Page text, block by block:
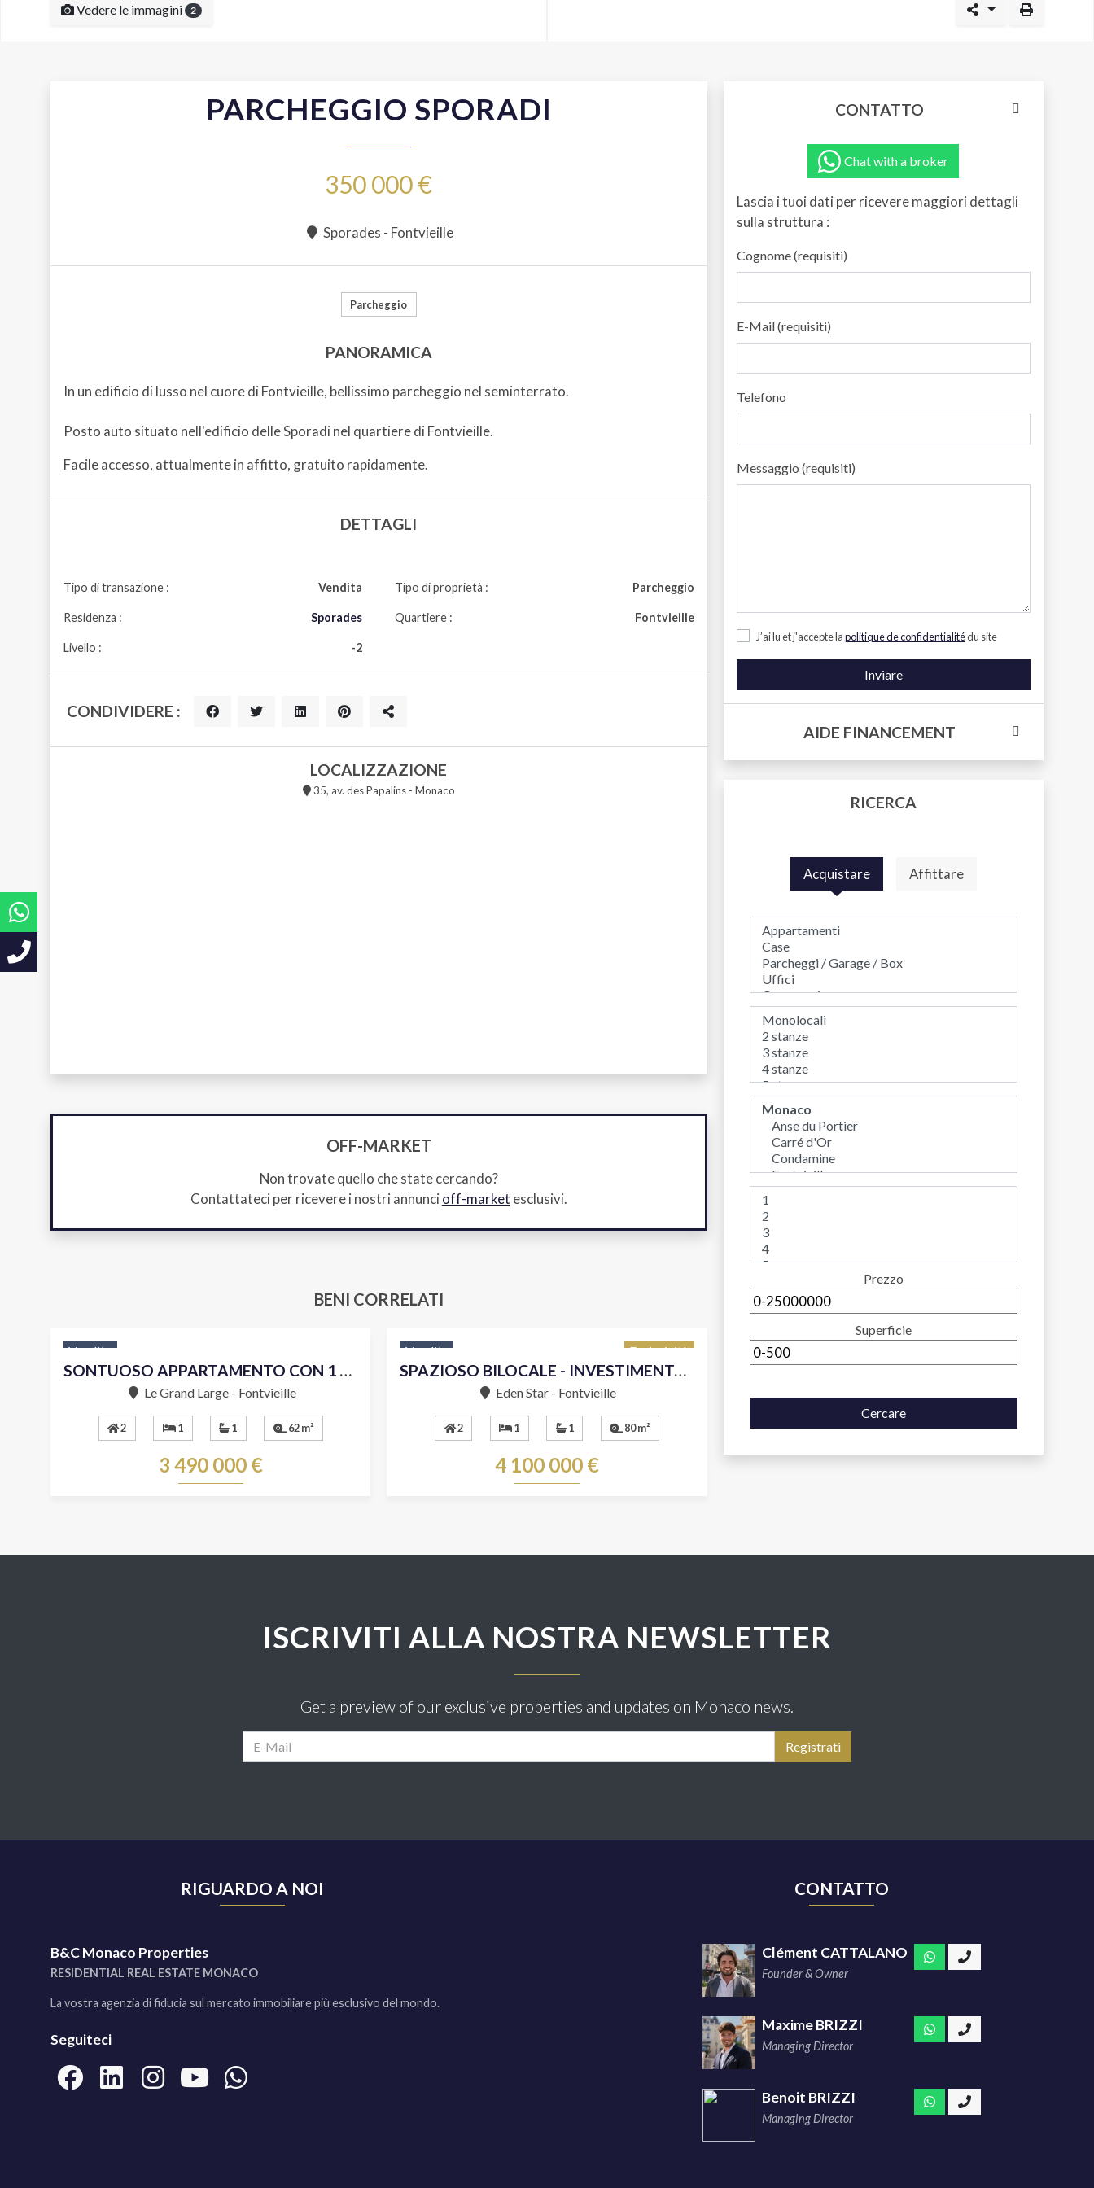
Vedere le immagini 2
PARCHEGGIO SPORADI
350 000 €
Sporades - Fontvieille
Parcheggio
PANORAMICA
In un edificio di lusso nel cuore di Fontvieille, bellissimo parcheggio nel seminterrato.
Posto auto situato nell'edificio delle Sporadi nel quartiere di Fontvieille.
Facile accesso, attualmente in affitto, gratuito rapidamente.
DETTAGLI
Tipo di transazione : Vendita Tipo di proprietà : Parcheggio
Residenza : Sporades Quartiere : Fontvieille
Livello : -2
CONDIVIDERE :
LOCALIZZAZIONE
35, av. des Papalins - Monaco
OFF-MARKET
Non trovate quello che state cercando?
Contattateci per ricevere i nostri annunci off-market esclusivi.
BENI CORRELATI
Vendita
SONTUOSO APPARTAMENTO CON 1 CAMERA DA LETTO DECORATO CON ELEGANZA
Le Grand Large - Fontvieille
2 1 1 62 m²
3 490 000 €
Vendita Esclusività
SPAZIOSO BILOCALE - INVESTIMENTO IDEALE
Eden Star - Fontvieille
2 1 1 80 m²
4 100 000 €
CONTATTO
Chat with a broker
Lascia i tuoi dati per ricevere maggiori dettagli
sulla struttura :
Cognome (requisiti)
E-Mail (requisiti)
Telefono
Messaggio (requisiti)
J’ai lu et j'accepte lapolitique de confidentialitédu site
Inviare
AIDE FINANCEMENT
RICERCA
Acquistare Affittare
Prezzo
Superficie
Cercare
ISCRIVITI ALLA NOSTRA NEWSLETTER
Get a preview of our exclusive properties and updates on Monaco news.
RIGUARDO A NOI
B&C Monaco Properties
RESIDENTIAL REAL ESTATE MONACO
La vostra agenzia di fiducia sul mercato immobiliare più esclusivo del mondo.
Seguiteci
CONTATTO
Clément CATTALANO
Founder & Owner
Maxime BRIZZI
Managing Director
Benoit BRIZZI
Managing Director